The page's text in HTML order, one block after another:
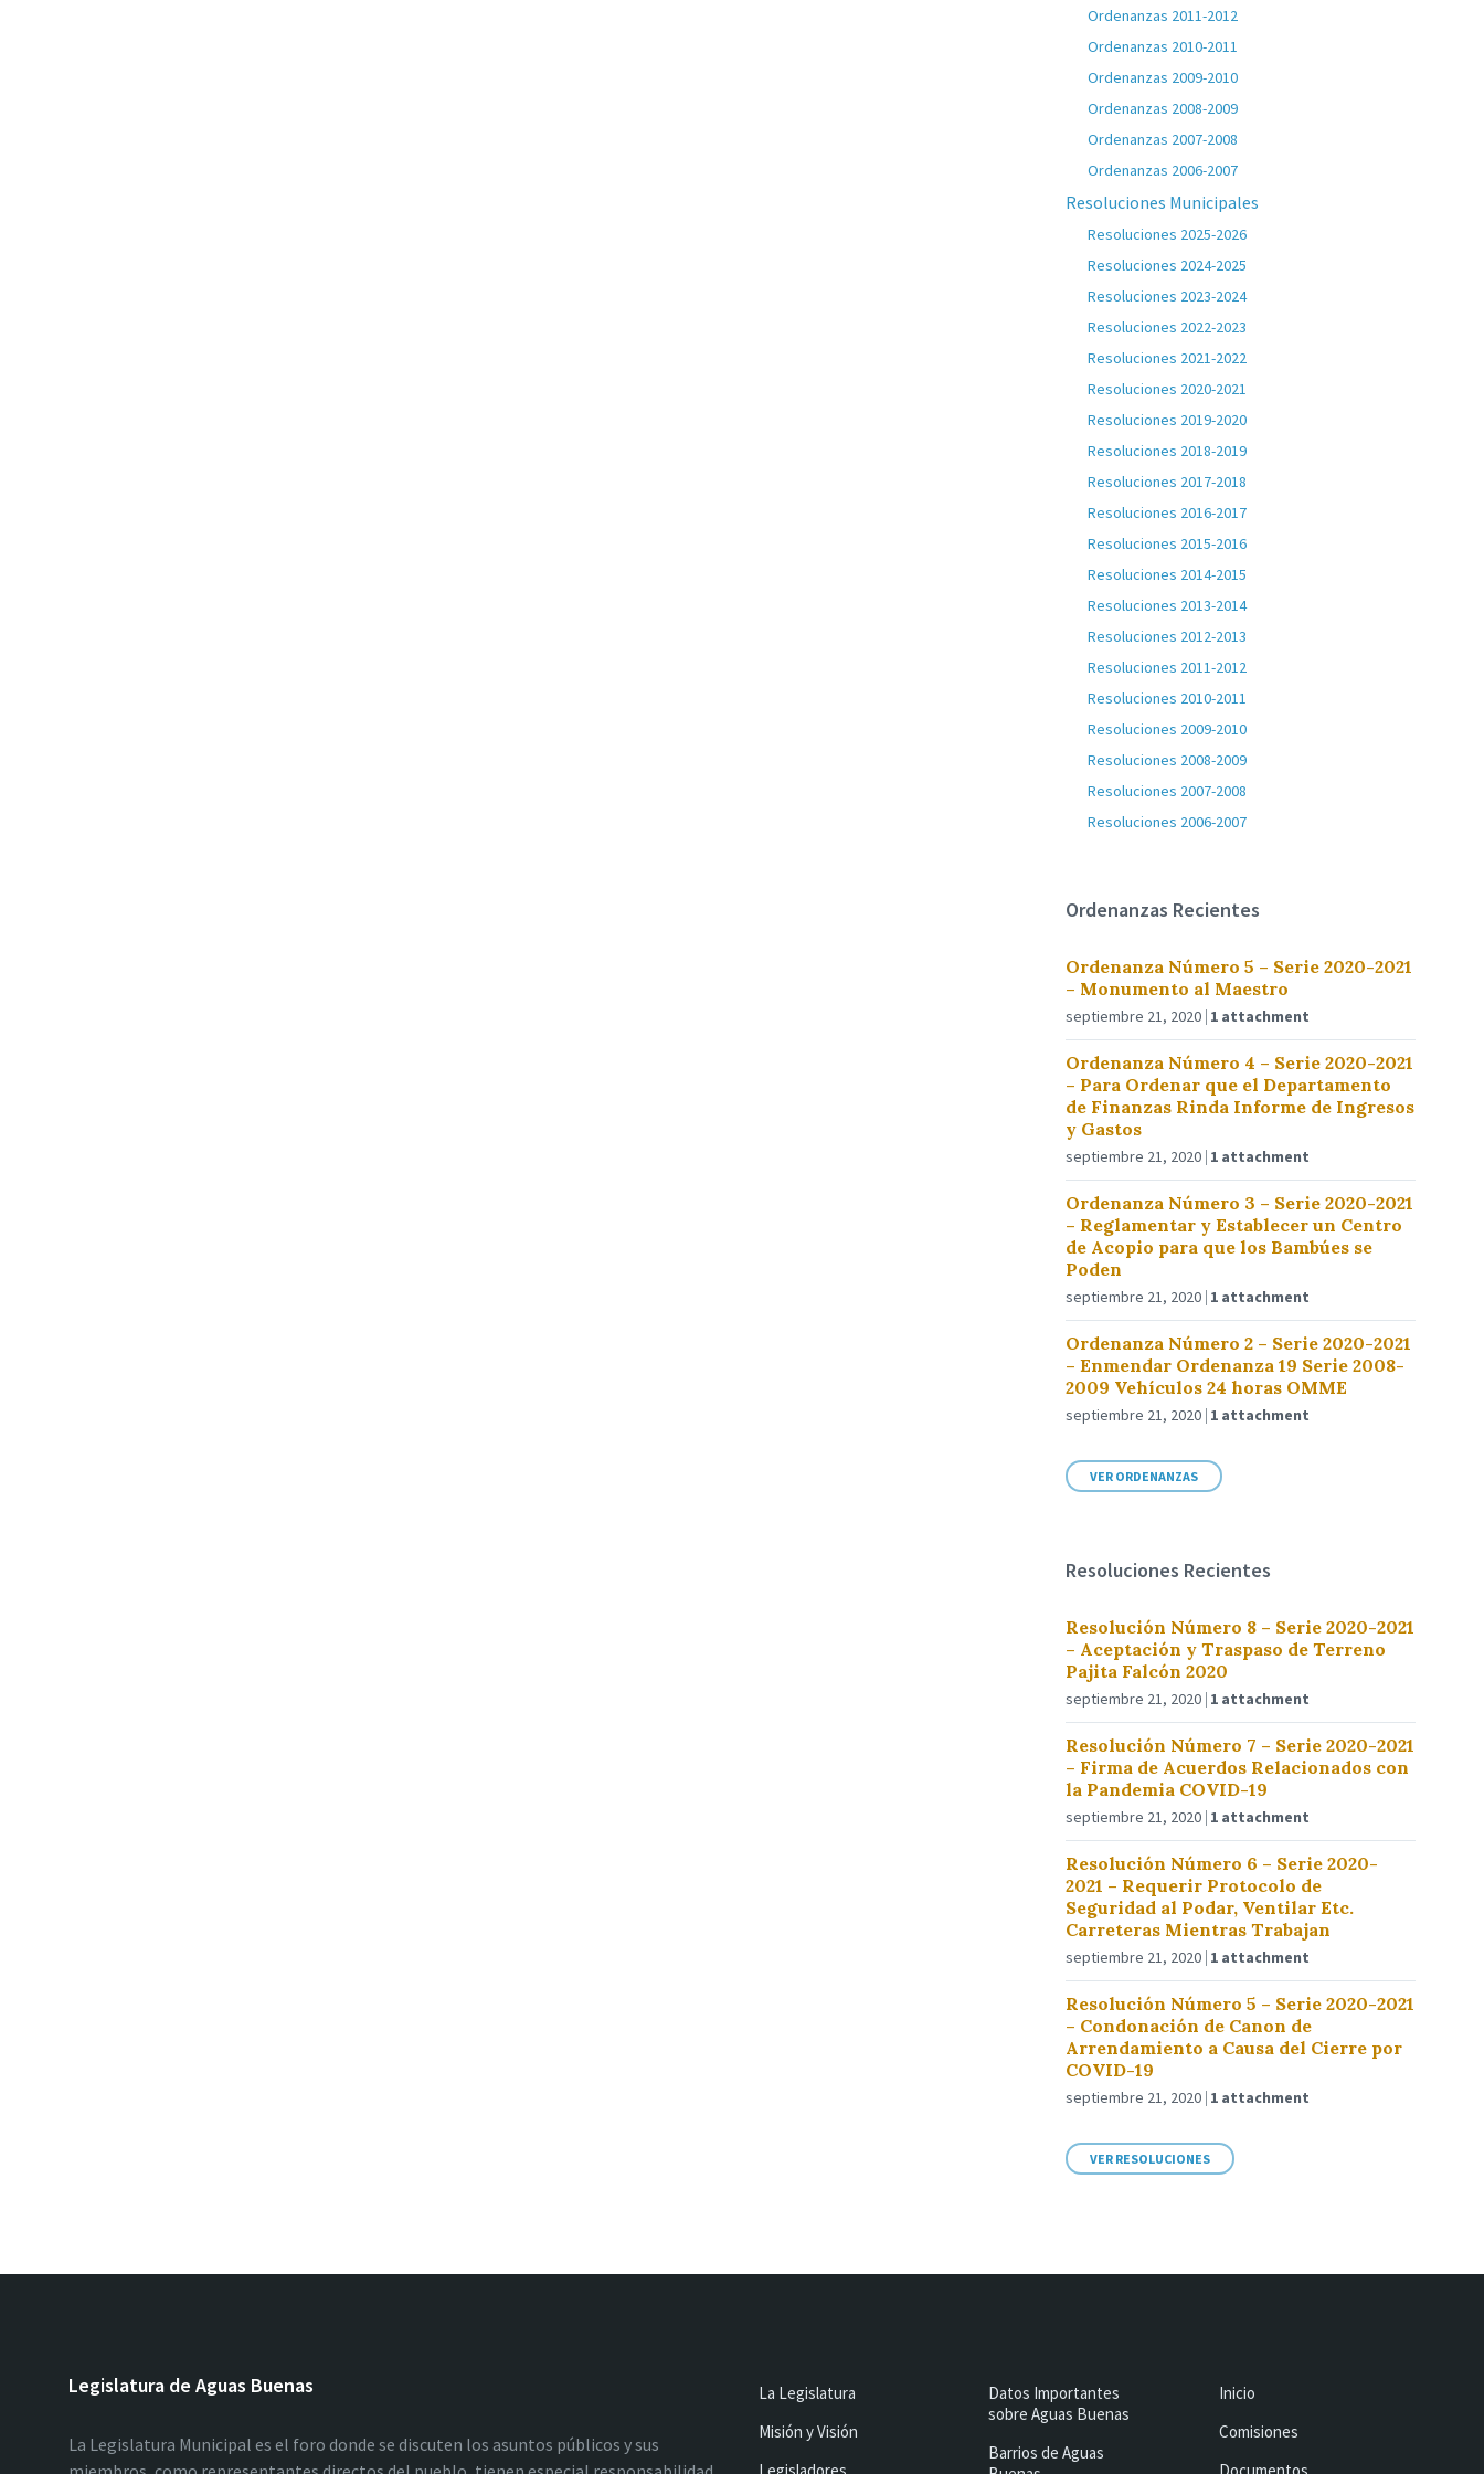
Ordenanzas 2011-2012
Ordenanzas 2010-2011
Ordenanzas 2009-2010
Ordenanzas 2008-2009
Ordenanzas 2007-2008
Ordenanzas 2006-2007
Resoluciones Municipales
Resoluciones 2025-2026
Resoluciones 2024-2025
Resoluciones 2023-2024
Resoluciones 2022-2023
Resoluciones 2021-2022
Resoluciones 2020-2021
Resoluciones 2019-2020
Resoluciones 2018-2019
Resoluciones 2017-2018
Resoluciones 2016-2017
Resoluciones 2015-2016
Resoluciones 2014-2015
Resoluciones 2013-2014
Resoluciones 2012-2013
Resoluciones 2011-2012
Resoluciones 2010-2011
Resoluciones 2009-2010
Resoluciones 2008-2009
Resoluciones 2007-2008
Resoluciones 2006-2007
Ordenanzas Recientes
Ordenanza Número 5 – Serie 2020-2021
– Monumento al Maestro
septiembre 21, 2020 1 attachment
Ordenanza Número 4 – Serie 2020-2021
– Para Ordenar que el Departamento
de Finanzas Rinda Informe de Ingresos
y Gastos
septiembre 21, 2020 1 attachment
Ordenanza Número 3 – Serie 2020-2021
– Reglamentar y Establecer un Centro
de Acopio para que los Bambúes se
Poden
septiembre 21, 2020 1 attachment
Ordenanza Número 2 – Serie 2020-2021
– Enmendar Ordenanza 19 Serie 2008-
2009 Vehículos 24 horas OMME
septiembre 21, 2020 1 attachment
VER ORDENANZAS
Resoluciones Recientes
Resolución Número 8 – Serie 2020-2021
– Aceptación y Traspaso de Terreno
Pajita Falcón 2020
septiembre 21, 2020 1 attachment
Resolución Número 7 – Serie 2020-2021
– Firma de Acuerdos Relacionados con
la Pandemia COVID-19
septiembre 21, 2020 1 attachment
Resolución Número 6 – Serie 2020-
2021 – Requerir Protocolo de
Seguridad al Podar, Ventilar Etc.
Carreteras Mientras Trabajan
septiembre 21, 2020 1 attachment
Resolución Número 5 – Serie 2020-2021
– Condonación de Canon de
Arrendamiento a Causa del Cierre por
COVID-19
septiembre 21, 2020 1 attachment
VER RESOLUCIONES
Legislatura de Aguas Buenas
La Legislatura Municipal es el foro donde se discuten los asuntos públicos y sus
La Legislatura
Misión y Visión
Datos Importantes
sobre Aguas Buenas
Barrios de Aguas
Inicio
Comisiones